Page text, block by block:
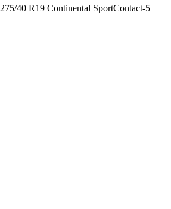
275/40 R19 Continental SportContact-5